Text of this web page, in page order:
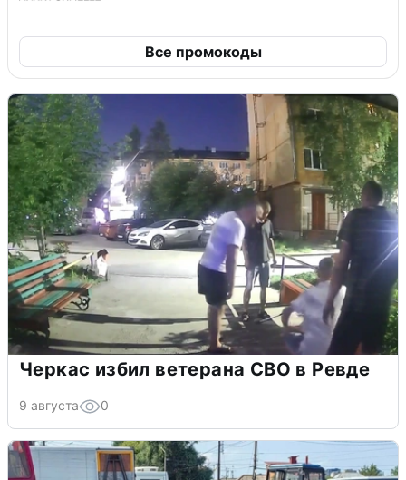
Все промокоды
Черкас избил ветерана СВО в Ревде
9 августа 0